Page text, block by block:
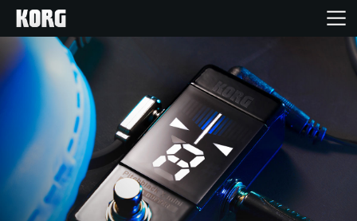
Home
Producten
Features
Evenementen